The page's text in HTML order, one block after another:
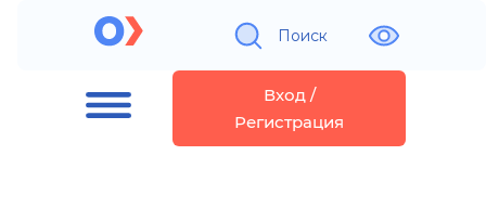
Поиск
Вход /
Регистрация